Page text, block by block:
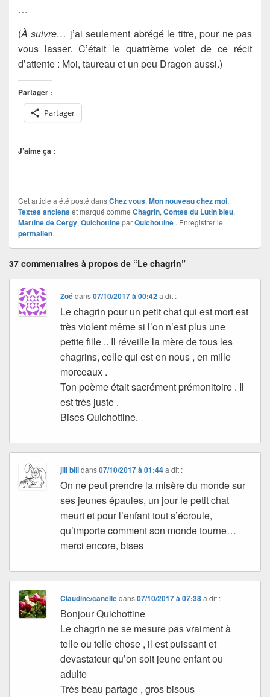
…
(À suivre… j’ai seulement abrégé le titre, pour ne pas
vous lasser. C’était le quatrième volet de ce récit
d’attente : Moi, taureau et un peu Dragon aussi.)
Partager :
Partager
J’aime ça :
Cet article a été posté dansChez vous,Mon nouveau chez moi,
Textes ancienset marqué comme Chagrin,Contes du Lutin bleu,
Martine de Cergy,QuichottineparQuichottine . Enregistrer le
permalien.
37 commentaires à propos de “Le chagrin”
Zoédans07/10/2017 à 00:42 a dit :
Le chagrin pour un petit chat qui est mort est
très violent même si l’on n’est plus une
petite fille .. Il réveille la mère de tous les
chagrins, celle qui est en nous , en mille
morceaux .
Ton poème était sacrément prémonitoire . Il
est très juste .
Bises Quichottine.
jill billdans07/10/2017 à 01:44 a dit :
On ne peut prendre la misère du monde sur
ses jeunes épaules, un jour le petit chat
meurt et pour l’enfant tout s’écroule,
qu’importe comment son monde tourne…
merci encore, bises
Claudine/canelledans07/10/2017 à 07:38 a dit :
Bonjour Quichottine
Le chagrin ne se mesure pas vraiment à
telle ou telle chose , il est puissant et
devastateur qu’on soit jeune enfant ou
adulte
Très beau partage , gros bisous